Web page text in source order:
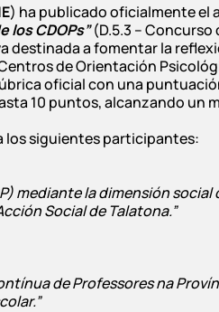
) ha publicado oficialmente el
los CDOPs” (D.5.3 – Concurso
destinada a fomentar la
de Orientación
oficial con una
10 puntos, alcanzando un
los siguientes participantes:
mediante la dimensión social
Social de Talatona.”
de Professores na